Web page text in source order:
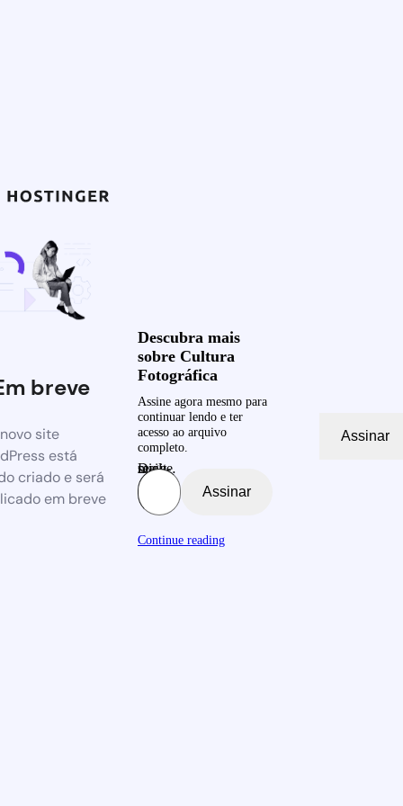
breve
site
está
criado e será
em breve
Descubra mais
sobre Cultura
Fotográfica
Assine agora mesmo para
continuar lendo e ter
acesso ao arquivo
completo.
Digite seu e-mail…
Assinar
Continue reading
Assinar